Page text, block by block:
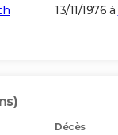
13/11/1976 à
Décès